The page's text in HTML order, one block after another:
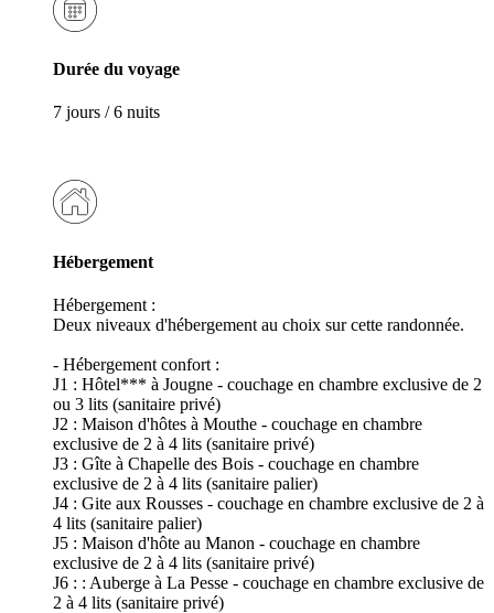
Durée du voyage
7 jours / 6 nuits
Hébergement
Hébergement :
Deux niveaux d'hébergement au choix sur cette randonnée.
- Hébergement confort :
J1 : Hôtel*** à Jougne - couchage en chambre exclusive de 2
ou 3 lits (sanitaire privé)
J2 : Maison d'hôtes à Mouthe - couchage en chambre
exclusive de 2 à 4 lits (sanitaire privé)
J3 : Gîte à Chapelle des Bois - couchage en chambre
exclusive de 2 à 4 lits (sanitaire palier)
J4 : Gite aux Rousses - couchage en chambre exclusive de 2 à
4 lits (sanitaire palier)
J5 : Maison d'hôte au Manon - couchage en chambre
exclusive de 2 à 4 lits (sanitaire privé)
J6 : : Auberge à La Pesse - couchage en chambre exclusive de
2 à 4 lits (sanitaire privé)